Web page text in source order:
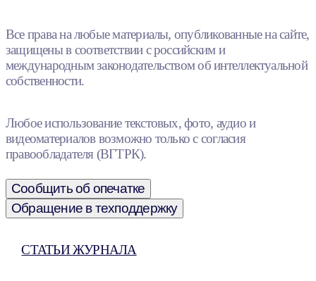
Все права на любые материалы, опубликованные на сайте,
защищены в соответствии с российским и
международным законодательством об интеллектуальной
собственности.
Любое использование текстовых, фото, аудио и
видеоматериалов возможно только с согласия
правообладателя (ВГТРК).
Сообщить об опечатке
Обращение в техподдержку
СТАТЬИ ЖУРНАЛА